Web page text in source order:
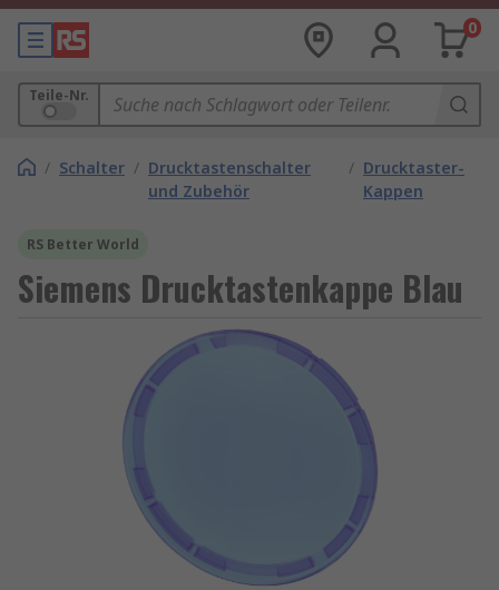
0
Teile-Nr.
/ Schalter / Drucktastenschalter
und Zubehör
/ Drucktaster-
Kappen
RS Better World
Siemens Drucktastenkappe Blau